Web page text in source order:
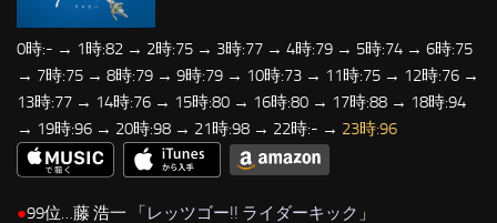
0時:- → 1時:82 → 2時:75 → 3時:77 → 4時:79 → 5時:74 → 6時:75
→ 7時:75 → 8時:79 → 9時:79 → 10時:73 → 11時:75 → 12時:76 →
13時:77 → 14時:76 → 15時:80 → 16時:80 → 17時:88 → 18時:94
→ 19時:96 → 20時:98 → 21時:98 → 22時:- → 23時:96
●99位…藤 浩一 「レッツゴー!! ライダーキック 」